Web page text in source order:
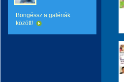
Böngéssz a galériák
között!